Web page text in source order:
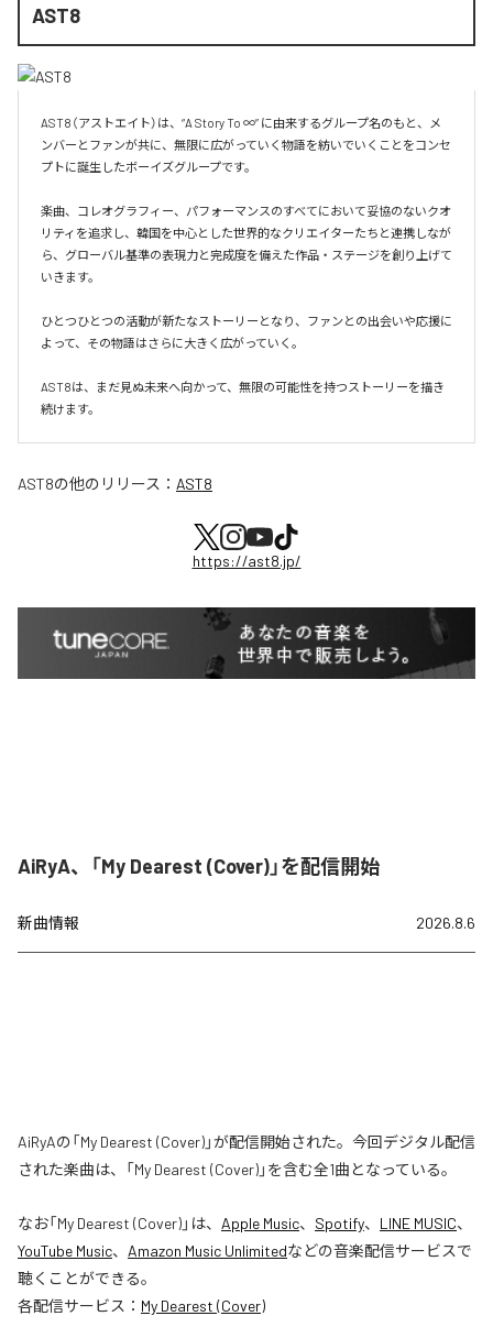
AST8
AST8（アストエイト）は、“A Story To ∞” に由来するグループ名のもと、メ
ンバーとファンが共に、無限に広がっていく物語を紡いでいくことをコンセ
プトに誕生したボーイズグループです。
楽曲、コレオグラフィー、パフォーマンスのすべてにおいて妥協のないクオ
リティを追求し、韓国を中心とした世界的なクリエイターたちと連携しなが
ら、グローバル基準の表現力と完成度を備えた作品・ステージを創り上げて
いきます。
ひとつひとつの活動が新たなストーリーとなり、ファンとの出会いや応援に
よって、その物語はさらに大きく広がっていく。
AST8は、まだ見ぬ未来へ向かって、無限の可能性を持つストーリーを描き
続けます。
AST8の他のリリース： AST8
https://ast8.jp/
AiRyA、「My Dearest (Cover)」を配信開始
新曲情報 2026.8.6
AiRyAの「My Dearest (Cover)」が配信開始された。今回デジタル配信
された楽曲は、「My Dearest (Cover)」を含む全1曲となっている。
なお「My Dearest (Cover)」は、 Apple Music、 Spotify、 LINE MUSIC、
YouTube Music、 Amazon Music Unlimitedなどの音楽配信サービスで
聴くことができる。
各配信サービス： My Dearest (Cover)